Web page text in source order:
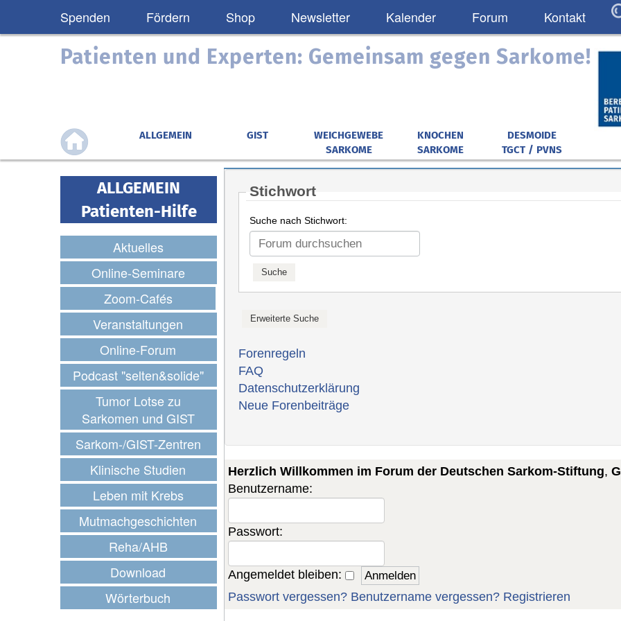
Spenden Fördern Shop Newsletter Kalender Forum Kontakt
Patienten und Experten: Gemeinsam gegen Sarkome!
ALLGEMEIN GIST
WEICHGEWEBE
SARKOME
KNOCHEN
SARKOME
DESMOIDE
TGCT / PVNS
ALLGEMEIN
Patienten-Hilfe
Aktuelles
Online-Seminare
Zoom-Cafés
Veranstaltungen
Online-Forum
Podcast "selten&solide"
Tumor Lotse zu
Sarkomen und GIST
Sarkom-/GIST-Zentren
Klinische Studien
Leben mit Krebs
Mutmachgeschichten
Reha/AHB
Download
Wörterbuch
Stichwort
Suche nach Stichwort:
Forenregeln
FAQ
Datenschutzerklärung
Neue Forenbeiträge
Herzlich Willkommen im Forum der Deutschen Sarkom-Stiftung,
Benutzername:
Passwort:
Angemeldet bleiben:
Passwort vergessen? Benutzername vergessen? Registrieren